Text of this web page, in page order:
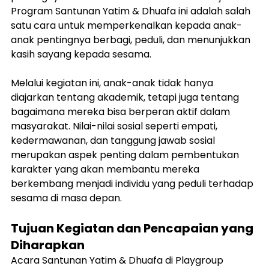
Program Santunan Yatim & Dhuafa ini adalah salah
satu cara untuk memperkenalkan kepada anak-
anak pentingnya berbagi, peduli, dan menunjukkan
kasih sayang kepada sesama.
Melalui kegiatan ini, anak-anak tidak hanya
diajarkan tentang akademik, tetapi juga tentang
bagaimana mereka bisa berperan aktif dalam
masyarakat. Nilai-nilai sosial seperti empati,
kedermawanan, dan tanggung jawab sosial
merupakan aspek penting dalam pembentukan
karakter yang akan membantu mereka
berkembang menjadi individu yang peduli terhadap
sesama di masa depan.
Tujuan Kegiatan dan Pencapaian yang
Diharapkan
Acara Santunan Yatim & Dhuafa di Playgroup